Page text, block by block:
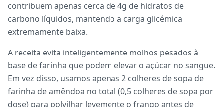
contribuem apenas cerca de 4g de hidratos de
carbono líquidos, mantendo a carga glicémica
extremamente baixa.
A receita evita inteligentemente molhos pesados à
base de farinha que podem elevar o açúcar no sangue.
Em vez disso, usamos apenas 2 colheres de sopa de
farinha de amêndoa no total (0,5 colheres de sopa por
dose) para polvilhar levemente o frango antes de